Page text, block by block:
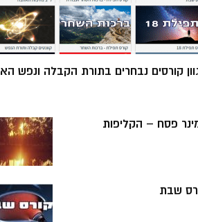
קורסים נבחרים בתורת הקבלה ונפש
פסח – הקליפות
שבת